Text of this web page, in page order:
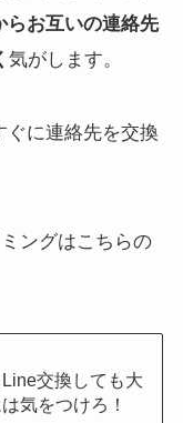
らお互いの連絡先
気がします。
ぐに連絡先を交換
ングはこちらの
交換しても大
気をつけろ！